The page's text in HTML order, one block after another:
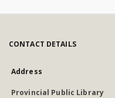
CONTACT DETAILS
Address
Provincial Public Library